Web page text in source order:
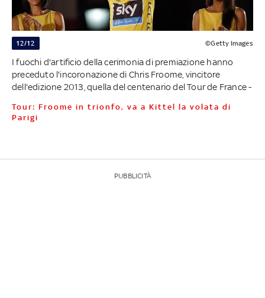
12/12 ©Getty Images
I fuochi d'artificio della cerimonia di premiazione hanno
preceduto l'incoronazione di Chris Froome, vincitore
dell'edizione 2013, quella del centenario del Tour de France -
Tour: Froome in trionfo, va a Kittel la volata di
Parigi
PUBBLICITÀ